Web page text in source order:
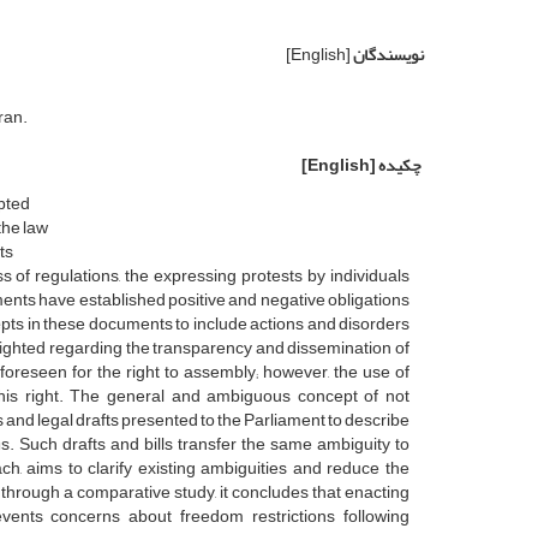
نویسندگان[English]
چکیده[English]
law
of regulations, the expressing protests by individuals
have established positive and negative obligations
in these documents to include actions and disorders
regarding the transparency and dissemination of
for the right to assembly; however, the use of
right. The general and ambiguous concept of not
legal drafts presented to the Parliament to describe
Such drafts and bills transfer the same ambiguity to
aims to clarify existing ambiguities and reduce the
a comparative study, it concludes that enacting
concerns about freedom restrictions following